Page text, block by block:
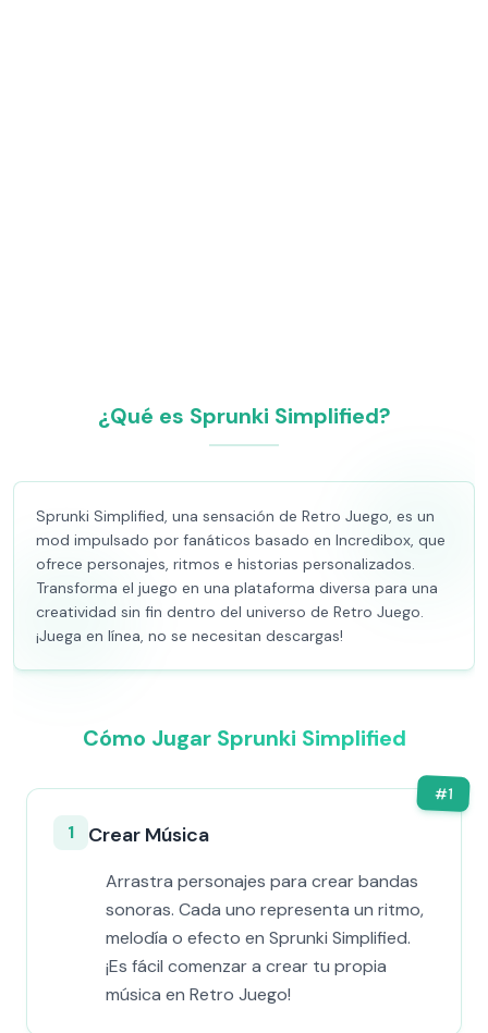
¿Qué es Sprunki Simplified?
Sprunki Simplified, una sensación de Retro Juego, es un
mod impulsado por fanáticos basado en Incredibox, que
ofrece personajes, ritmos e historias personalizados.
Transforma el juego en una plataforma diversa para una
creatividad sin fin dentro del universo de Retro Juego.
¡Juega en línea, no se necesitan descargas!
Cómo Jugar Sprunki Simplified
#1
1 Crear Música
Arrastra personajes para crear bandas
sonoras. Cada uno representa un ritmo,
melodía o efecto en Sprunki Simplified.
¡Es fácil comenzar a crear tu propia
música en Retro Juego!